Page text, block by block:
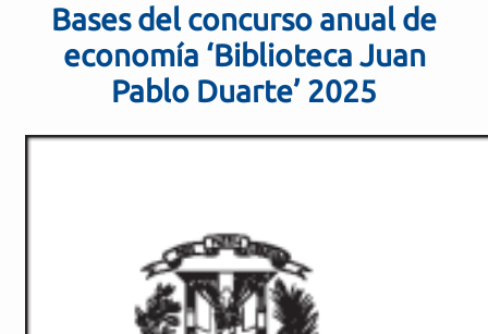
Bases del concurso anual de
economía ‘Biblioteca Juan
Pablo Duarte’ 2025